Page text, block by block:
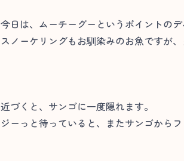
今日は、ムーチーグーというポイントの
スノーケリングもお馴染みのお魚ですが
近づくと、サンゴに一度隠れます。
ジーっと待っていると、またサンゴから